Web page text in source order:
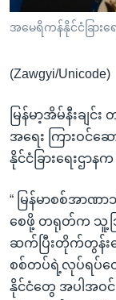
ရန်
ရှာဖွေ
နေရာ
ကျော်
ရန်
ဘာသာစကားမျ
အမေရိကန်နိုင်ငံခြားရေ
(Zawgyi/Unicode)
မြန်မာ့အိမ်နီးချင်
အရေး ကြားဝင်
နိုင်ငံခြားရေးဌာ
“ မြန်မာစစ်အာ
စေဖို့ တရုတ်က သူ့သ
ဆက်ပြီးတိုက်တွန်းန
စစ်တပ်ရဲ့လုပ်ရပ်တွ
နိုင်ငံတွေ အပါအဝ